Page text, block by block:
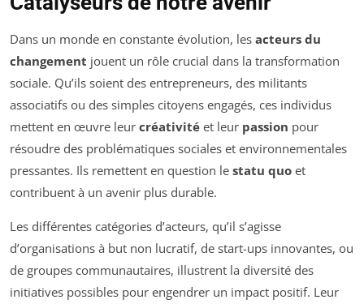
Dans un monde en constante évolution, les acteurs du
changement jouent un rôle crucial dans la transformation
sociale. Qu’ils soient des entrepreneurs, des militants
associatifs ou des simples citoyens engagés, ces individus
mettent en œuvre leur créativité et leur passion pour
résoudre des problématiques sociales et environnementales
pressantes. Ils remettent en question le statu quo et
contribuent à un avenir plus durable.
Les différentes catégories d’acteurs, qu’il s’agisse
d’organisations à but non lucratif, de start-ups innovantes, ou
de groupes communautaires, illustrent la diversité des
initiatives possibles pour engendrer un impact positif. Leur